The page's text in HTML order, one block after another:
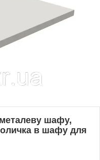
шафу,
в шафу для